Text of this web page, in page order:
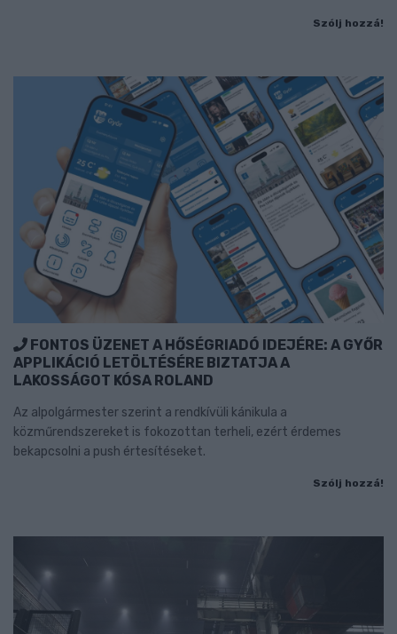
Szólj hozzá!
FONTOS ÜZENET A HŐSÉGRIADÓ IDEJÉRE: A GYŐR
APPLIKÁCIÓ LETÖLTÉSÉRE BIZTATJA A
LAKOSSÁGOT KÓSA ROLAND
Az alpolgármester szerint a rendkívüli kánikula a
közműrendszereket is fokozottan terheli, ezért érdemes
bekapcsolni a push értesítéseket.
Szólj hozzá!